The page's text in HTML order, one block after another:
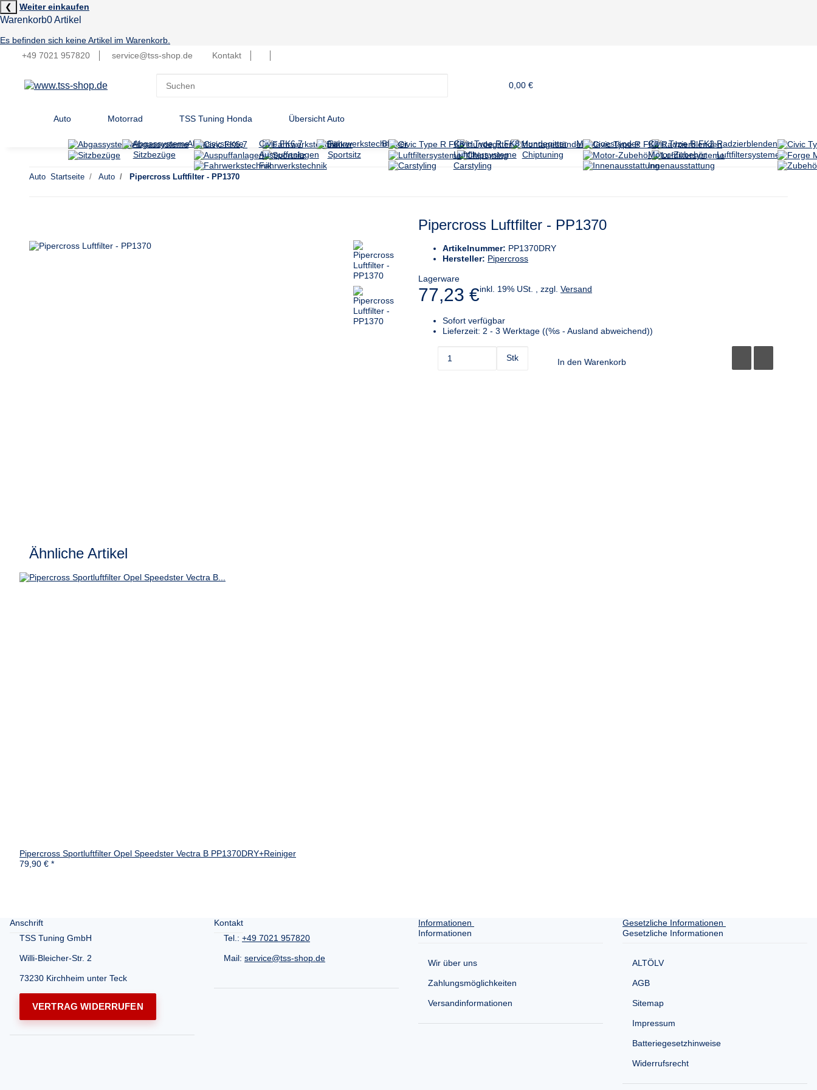
❮ Weiter einkaufen
Warenkorb0 Artikel
Es befinden sich keine Artikel im Warenkorb.
+49 7021 957820
service@tss-shop.de Kontakt
0,00 €
Auto
Abgassysteme Fahrwerkstechnik Hundegitter
Radzierblenden
Sitzbezüge
Sportsitz Chiptuning Luftfiltersysteme
Motorrad
Abgassysteme Blinker Montageständer
TSS Tuning Honda
Civic FK6,7 Civic Type R FK8
Civic Type R FK2
Auspuffanlagen
Luftfiltersysteme
Motor-Zubehör
Fahrwerkstechnik
Carstyling Innenausstattung
Übersicht Auto
Auto Startseite Auto Pipercross Luftfilter - PP1370
Pipercross Luftfilter - PP1370
Artikelnummer: PP1370DRY
Hersteller: Pipercross
Lagerware
77,23 €inkl. 19% USt. , zzgl. Versand
Sofort verfügbar
Lieferzeit: 2 - 3 Werktage ((%s - Ausland abweichend))
Stk In den Warenkorb
Ähnliche Artikel
Pipercross Sportluftfilter Opel Speedster Vectra B PP1370DRY+Reiniger
79,90 € *
Anschrift
TSS Tuning GmbH
Willi-Bleicher-Str. 2
73230 Kirchheim unter Teck
VERTRAG WIDERRUFEN
Kontakt
Tel.: +49 7021 957820
Mail: service@tss-shop.de
Informationen
Informationen
Wir über uns
Zahlungsmöglichkeiten
Versandinformationen
Gesetzliche Informationen
Gesetzliche Informationen
ALTÖLV
AGB
Sitemap
Impressum
Batteriegesetzhinweise
Widerrufsrecht